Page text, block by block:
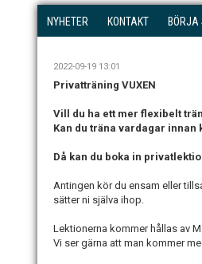
NYHETER KONTAKT BÖRJA
2022-09-19 13:01
Privatträning VUXEN
Vill du ha ett mer flexibelt
Kan du träna vardagar innan
Då kan du boka in
Antingen kör du ensam eller
sätter ni själva ihop.
Lektionerna kommer hållas av
Vi ser gärna att man kommer